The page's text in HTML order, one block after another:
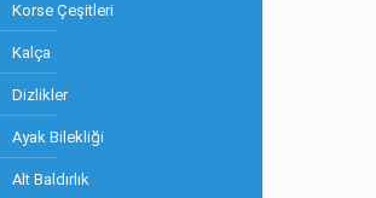
Korse Çeşitleri
Kalça
Dizlikler
Ayak Bilekliği
Alt Baldırlık